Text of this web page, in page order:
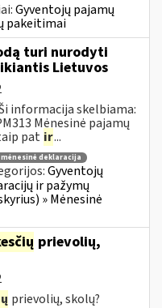
Gyventojų pajamų
pakeitimai
turi nurodyti
Lietuvos
informacija skelbiama:
Mėnesinė pajamų
pat ir...
mėnesinė deklaracija
Gyventojų
ir pažymų
» Mėnesinė
prievolių,
prievolių, skolų?